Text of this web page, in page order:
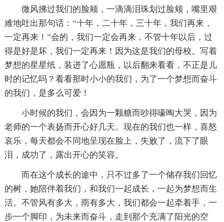
微风拂过我们的脸颊，一滴滴泪珠划过脸颊，嘴里艰
难地吐出那句话：“十年，二十年，三十年，我们再来，
一定再来！”会的，我们一定会再来，不管十年以后，过
得是好是坏，我们一定再来！因为这是我们的母校。写着
梦想的星星纸，装进了心愿瓶，以后翻来看看，不正是儿
时的记忆吗？看看那时小小的我们，为了一个梦想而奋斗
的我们，是多么可爱！
小时候的我们，会因为一颗糖而吵得嚎啕大哭，因为
老师的一个表扬而开心好几天。现在的我们也一样，喜怒
哀乐，每天都会不同地呈现在脸上，失败了，流下了眼
泪，成功了，露出开心的笑容。
而在这个成长的途中，只不过多了一个储存我们回忆
的树，她陪伴着我们，和我们一起成长，一起为梦想而生
活。不管风有多大，雨有多大，我们都会一起牵着手，一
步一个脚印，为未来而奋斗，走到那个充满了阳光的空